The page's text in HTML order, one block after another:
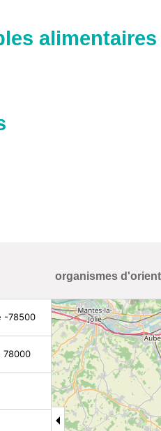
alimentaires
organismes
-78500
78000